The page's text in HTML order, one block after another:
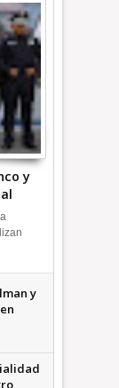
y
y